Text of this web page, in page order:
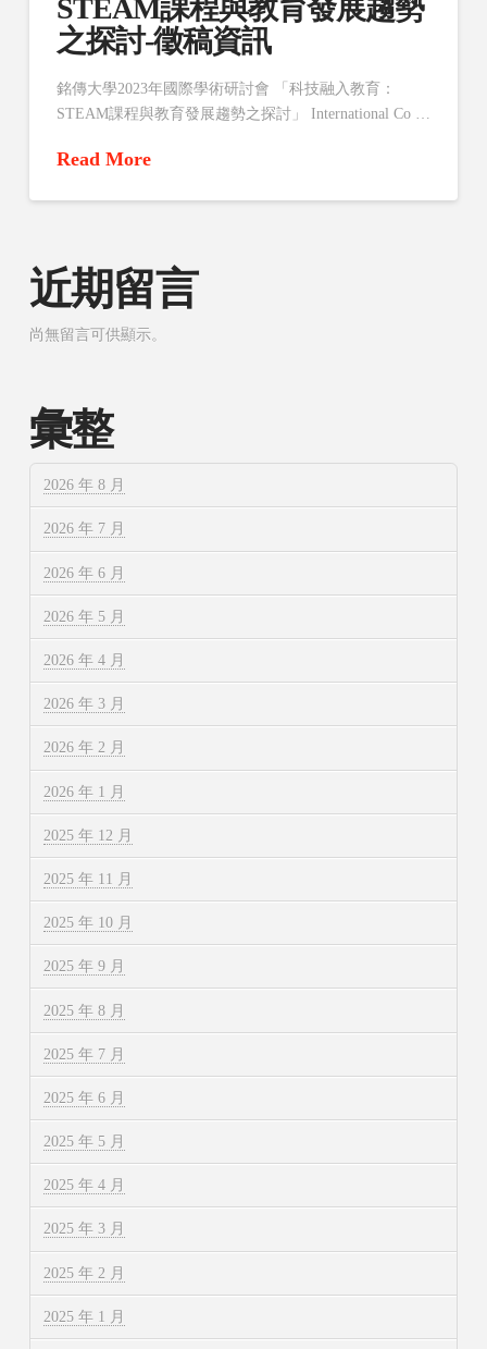
STEAM課程與教育發展趨勢
之探討-徵稿資訊
銘傳大學2023年國際學術研討會 「科技融入教育：
STEAM課程與教育發展趨勢之探討」 International Co …
Read More
近期留言
尚無留言可供顯示。
彙整
2026 年 8 月
2026 年 7 月
2026 年 6 月
2026 年 5 月
2026 年 4 月
2026 年 3 月
2026 年 2 月
2026 年 1 月
2025 年 12 月
2025 年 11 月
2025 年 10 月
2025 年 9 月
2025 年 8 月
2025 年 7 月
2025 年 6 月
2025 年 5 月
2025 年 4 月
2025 年 3 月
2025 年 2 月
2025 年 1 月